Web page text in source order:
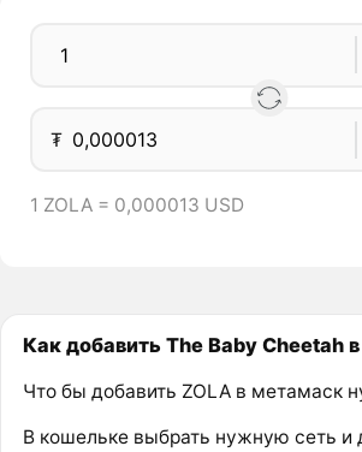
₮
1 ZOLA = 0,000013 USD
Как добавить The Baby Cheetah
Что бы добавить ZOLA в метамаск
В кошельке выбрать нужную сеть и